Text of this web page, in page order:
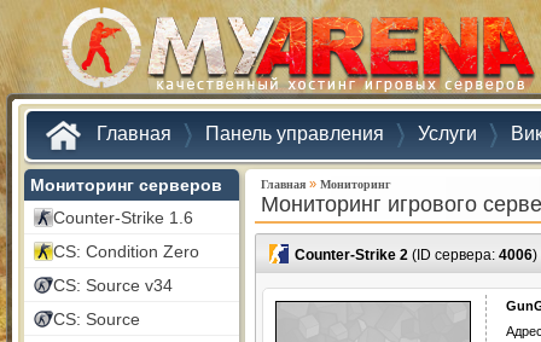
Главная Панель управления Услуги
Мониторинг серверов
Counter-Strike 1.6
CS: Condition Zero
CS: Source v34
CS: Source
Главная » Мониторинг
Мониторинг игрового
Counter-Strike 2 (ID сервера: 4006)